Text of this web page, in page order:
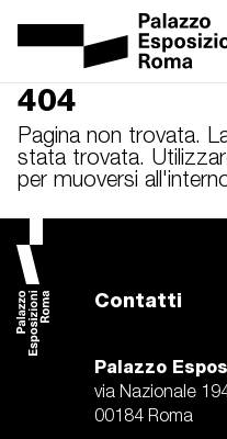
404
Pagina non trovata.
stata trovata.
per muoversi
Contatti
Palazzo
via Nazionale
00184 Roma